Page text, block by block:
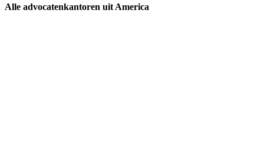
Alle advocatenkantoren uit America